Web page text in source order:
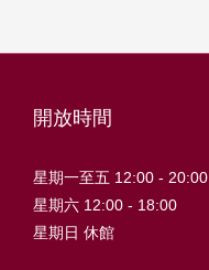
開放時間
星期一至五 12:00 - 20:00
星期六 12:00 - 18:00
星期日 休館